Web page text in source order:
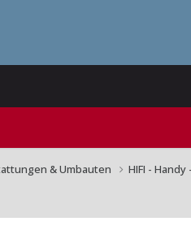
& Umbauten HIFI - Handy